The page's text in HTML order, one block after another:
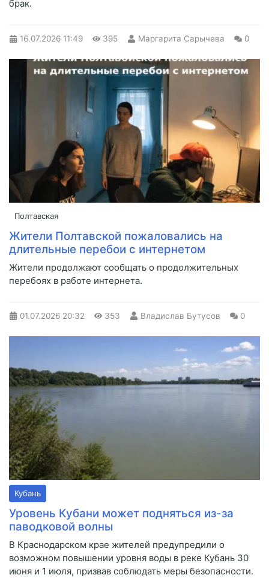
брак.
16.07.2026 11:49 395 Маргарита Сарычева 0
Полтавская
Жители Полтавской пожаловались на
длительные перебои с интернетом
Жители продолжают сообщать о продолжительных
перебоях в работе интернета.
01.07.2026 20:32 353 Владислав Бутусов 0
Кубань
Уровень Кубани может подняться из-за
паводковой волны
В Краснодарском крае жителей предупредили о
возможном повышении уровня воды в реке Кубань 30
июня и 1 июля, призвав соблюдать меры безопасности.